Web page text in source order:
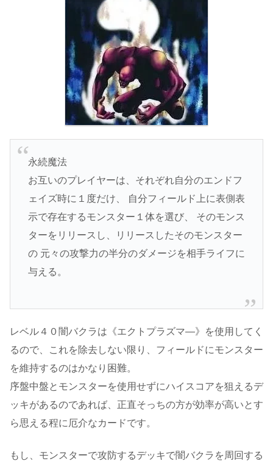
永続魔法
お互いのプレイヤーは、それぞれ自分のエンドフ
ェイズ時に１度だけ、 自分フィールド上に表側表
示で存在するモンスター１体を選び、 そのモンス
ターをリリースし、リリースしたそのモンスター
の 元々の攻撃力の半分のダメージを相手ライフに
与える。
レベル４０闇バクラは《エクトプラズマ―》を使用してく
るので、これを除去しない限り、フィールドにモンスター
を維持するのはかなり困難。
序盤中盤とモンスターを使用せずにハイスコアを狙えるデ
ッキがあるのであれば、正直そっちの方が効率が高いとす
ら思える程に厄介なカードです。
もし、モンスターで攻防するデッキで闇バクラを周回する